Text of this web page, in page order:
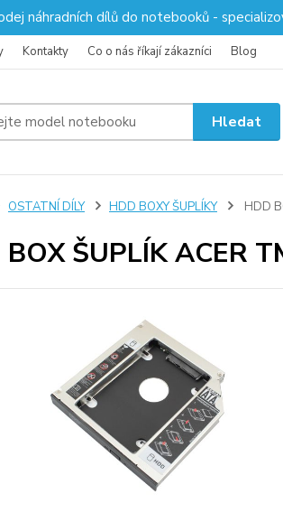
náhradních dílů do notebooků -
Kontakty Co o nás říkají zákazníci Blog
Hledat
OSTATNÍ DÍLY HDD BOXY ŠUPLÍKY HDD
BOX ŠUPLÍK ACER